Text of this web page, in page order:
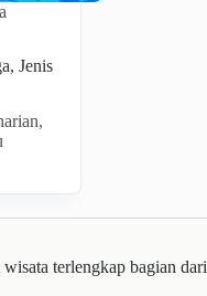
Jenis
terlengkap bagian dari